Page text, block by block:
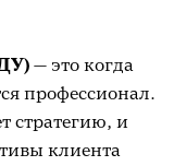
— это когда
профессионал.
стратегию, и
клиента